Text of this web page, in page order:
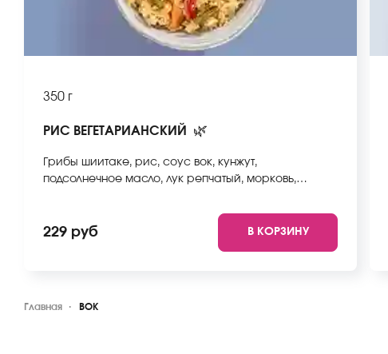
350 г
РИС ВЕГЕТАРИАНСКИЙ 🌿
Грибы шиитаке, рис, соус вок, кунжут,
подсолнечное масло, лук репчатый, морковь,
перец. *Внешний вид блюда может отличаться от
фото на сайте.
229 руб В КОРЗИНУ
Главная ВОК